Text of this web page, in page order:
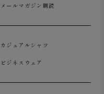
メールマガジン購読
カジュアルシャツ
ビジネスウェア